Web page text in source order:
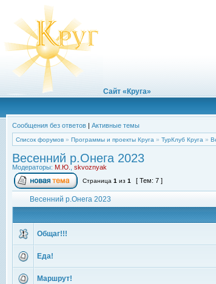
Сайт «Круга»
Сообщения без ответов | Активные темы
Список форумов » Программы и проекты Круга » ТурКлуб Круга »
Весенний р.Онега 2023
Модераторы: М.Ю. , skvoznyak
Страница 1 из 1 [ Тем: 7 ]
Весенний р.Онега 2023
Общаг!!!
Еда!
Маршрут!